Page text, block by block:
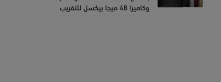
وكاميرا 48 ميجا بيكسل للتقريب